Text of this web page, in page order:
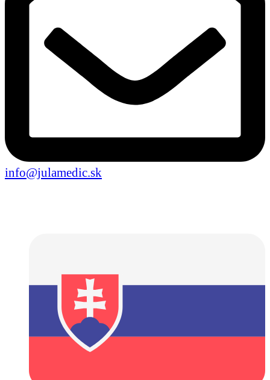
info@julamedic.sk